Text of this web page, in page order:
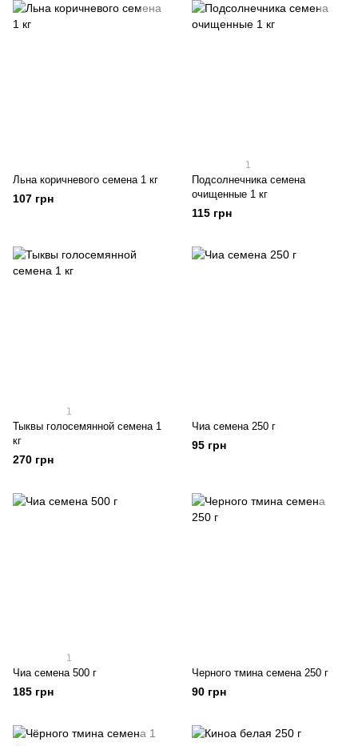
Льна коричневого семена 1 кг
107 грн
1
Подсолнечника семена
очищенные 1 кг
115 грн
1
Тыквы голосемянной семена 1
кг
270 грн
Чиа семена 250 г
95 грн
1
Чиа семена 500 г
185 грн
Черного тмина семена 250 г
90 грн